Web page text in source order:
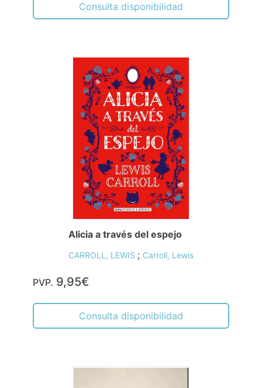
Consulta disponibilidad
Alicia a través del espejo
CARROLL, LEWIS ; Carroll, Lewis
PVP. 9,95€
Consulta disponibilidad